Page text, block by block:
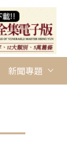
新聞專題